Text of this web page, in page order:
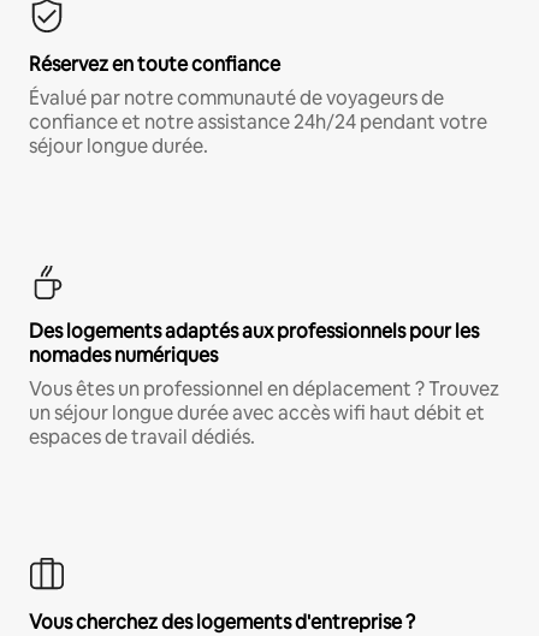
Réservez en toute confiance
Évalué par notre communauté de voyageurs de
confiance et notre assistance 24h/24 pendant votre
séjour longue durée.
Des logements adaptés aux professionnels pour les
nomades numériques
Vous êtes un professionnel en déplacement ? Trouvez
un séjour longue durée avec accès wifi haut débit et
espaces de travail dédiés.
Vous cherchez des logements d'entreprise ?